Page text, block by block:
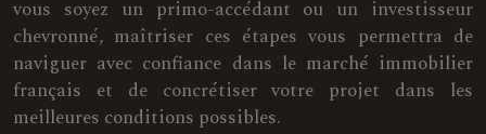
vous soyez un primo-accédant ou un investisseur
chevronné, maîtriser ces étapes vous permettra de
naviguer avec confiance dans le marché immobilier
français et de concrétiser votre projet dans les
meilleures conditions possibles.